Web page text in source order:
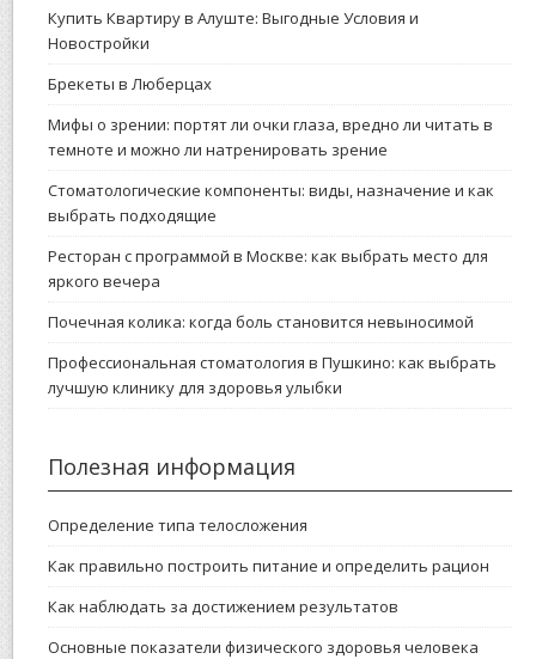
Купить Квартиру в Алуште: Выгодные Условия и
Новостройки
Брекеты в Люберцах
Мифы о зрении: портят ли очки глаза, вредно ли читать в
темноте и можно ли натренировать зрение
Стоматологические компоненты: виды, назначение и как
выбрать подходящие
Ресторан с программой в Москве: как выбрать место для
яркого вечера
Почечная колика: когда боль становится невыносимой
Профессиональная стоматология в Пушкино: как выбрать
лучшую клинику для здоровья улыбки
Полезная информация
Определение типа телосложения
Как правильно построить питание и определить рацион
Как наблюдать за достижением результатов
Основные показатели физического здоровья человека